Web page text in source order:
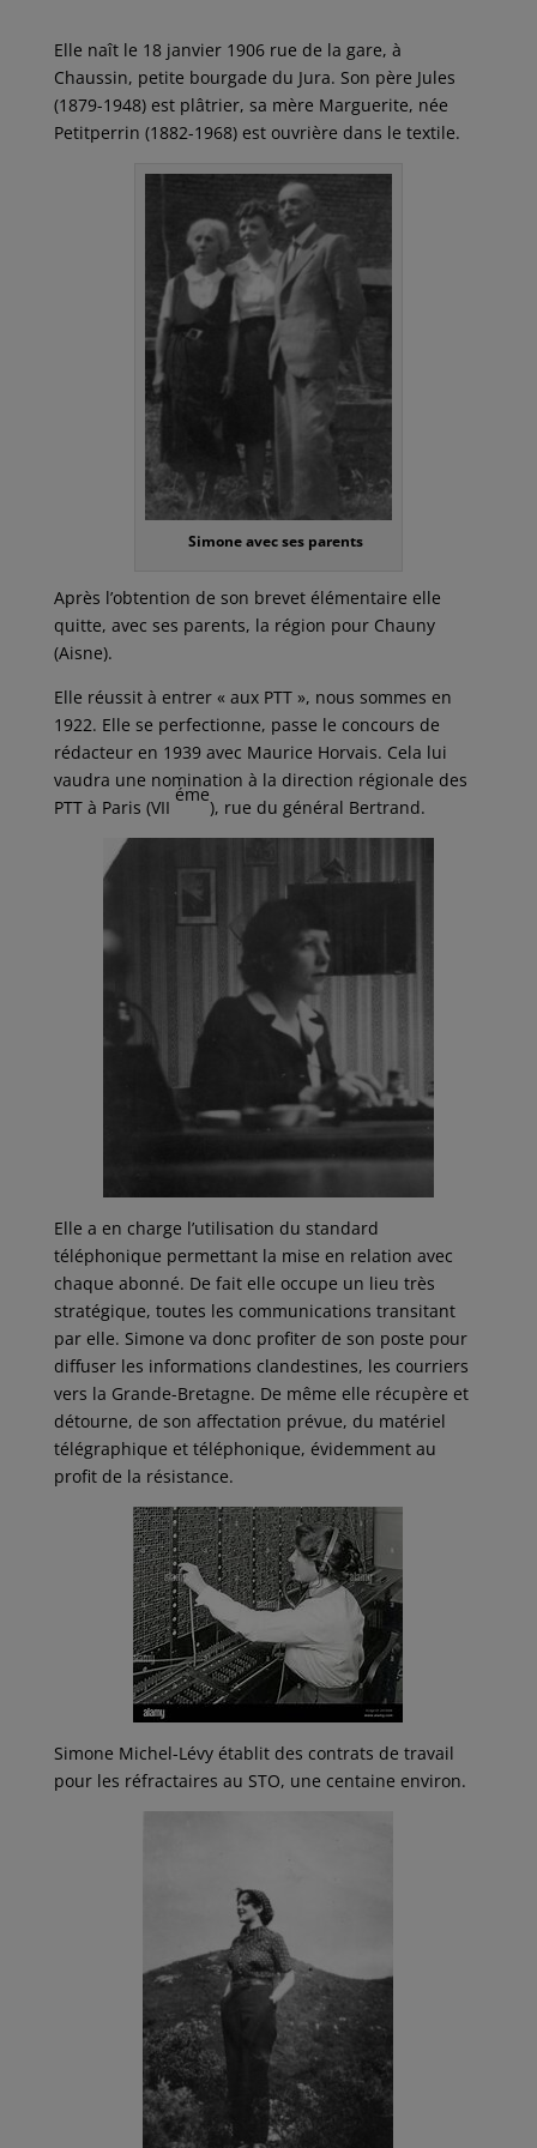
Elle naît le 18 janvier 1906 rue de la gare, à
Chaussin, petite bourgade du Jura. Son père Jules
(1879-1948) est plâtrier, sa mère Marguerite, née
Petitperrin (1882-1968) est ouvrière dans le textile.
Simone avec ses parents
Après l’obtention de son brevet élémentaire elle
quitte, avec ses parents, la région pour Chauny
(Aisne).
Elle réussit à entrer « aux PTT », nous sommes en
1922. Elle se perfectionne, passe le concours de
rédacteur en 1939 avec Maurice Horvais. Cela lui
vaudra une nomination à la direction régionale des
PTT à Paris (VII
éme
), rue du général Bertrand.
Elle a en charge l’utilisation du standard
téléphonique permettant la mise en relation avec
chaque abonné. De fait elle occupe un lieu très
stratégique, toutes les communications transitant
par elle. Simone va donc profiter de son poste pour
diffuser les informations clandestines, les courriers
vers la Grande-Bretagne. De même elle récupère et
détourne, de son affectation prévue, du matériel
télégraphique et téléphonique, évidemment au
profit de la résistance.
Simone Michel-Lévy établit des contrats de travail
pour les réfractaires au STO, une centaine environ.